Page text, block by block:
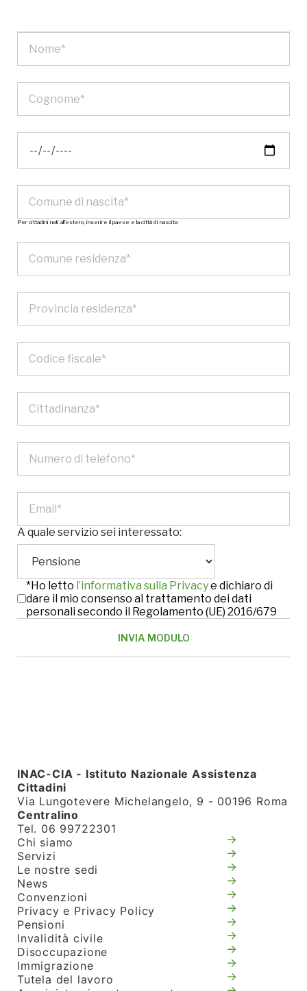
Per cittadini nati all’estero, inserire il paese e la città di nascita
A quale servizio sei interessato:
*Ho letto l’informativa sulla Privacye dichiaro di
dare il mio consenso al trattamento dei dati
personali secondo il Regolamento (UE) 2016/679
INAC-CIA - Istituto Nazionale Assistenza
Cittadini
Via Lungotevere Michelangelo, 9 - 00196 Roma
Centralino
Tel. 06 99722301
Chi siamo
Servizi
Le nostre sedi
News
Convenzioni
Privacy e Privacy Policy
Pensioni
Invalidità civile
Disoccupazione
Immigrazione
Tutela del lavoro